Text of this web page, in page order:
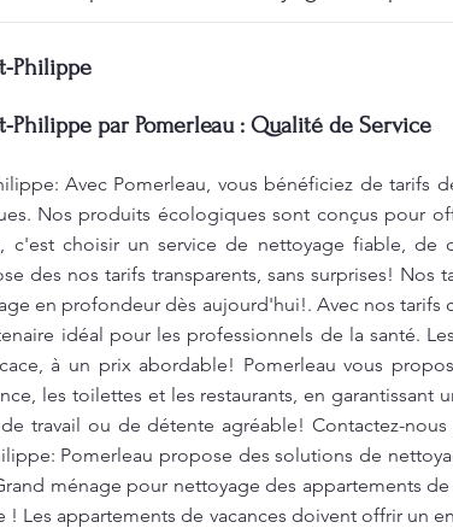
Philippe
Philippe par Pomerleau : Qualité de Service
Avec Pomerleau, vous bénéficiez de tarifs
Nos produits écologiques sont conçus pour
c'est choisir un service de nettoyage fiable, de
des nos tarifs transparents, sans surprises!
en profondeur dès aujourd'hui!. Avec nos
idéal pour les professionnels de la santé.
à un prix abordable! Pomerleau vous
les toilettes et les restaurants, en
travail ou de détente agréable! Contactez-
Pomerleau propose des solutions de
ménage pour nettoyage des appartements
! Les appartements de vacances doivent offrir un